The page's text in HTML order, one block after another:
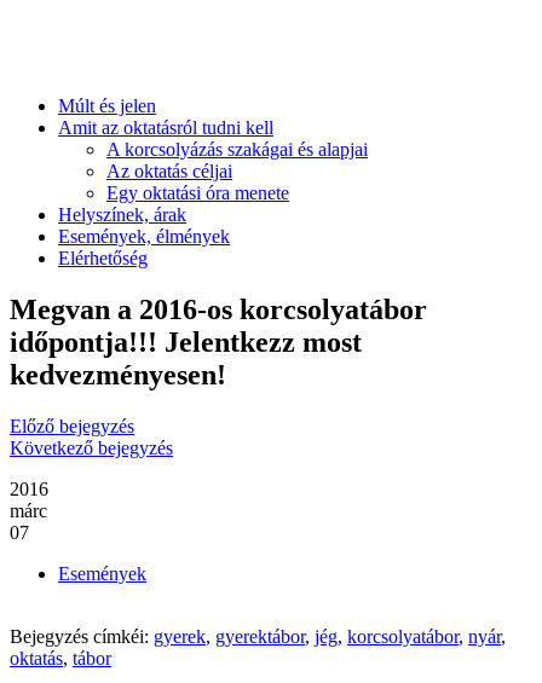
Múlt és jelen
Amit az oktatásról tudni kell
A korcsolyázás szakágai és alapjai
Az oktatás céljai
Egy oktatási óra menete
Helyszínek, árak
Események, élmények
Elérhetőség
Megvan a 2016-os korcsolyatábor
időpontja!!! Jelentkezz most
kedvezményesen!
Előző bejegyzés
Következő bejegyzés
2016
márc
07
Események
Bejegyzés címkéi: gyerek, gyerektábor, jég, korcsolyatábor, nyár,
oktatás, tábor